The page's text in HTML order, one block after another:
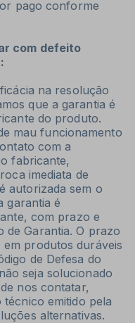
pago conforme
com defeito
na resolução
que a garantia é
do produto.
mau funcionamento
com a
fabricante,
imediata de
autorizada sem o
garantia é
com prazo e
de Garantia. O prazo
produtos duráveis
de Defesa do
seja solucionado
nos contatar,
emitido pela
alternativas.